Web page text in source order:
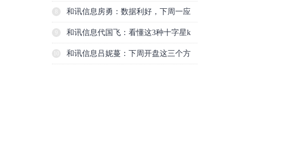
了？周一还能涨吗？
和讯信息房勇：数据利好，下周一应
对方案
和讯信息代国飞：看懂这3种十字星k
线形态
和讯信息吕妮蔓：下周开盘这三个方